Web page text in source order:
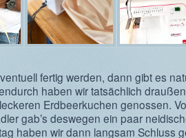
fertig werden, dann gibt es
haben wir tatsächlich
Erdbeerkuchen genossen.
gab’s deswegen ein paar
haben wir dann langsam Schluss